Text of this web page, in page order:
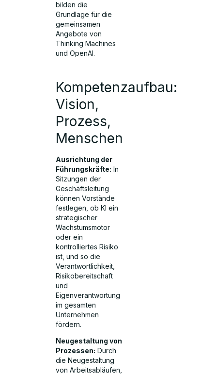
bilden die
Grundlage für die
gemeinsamen
Angebote von
Thinking Machines
und OpenAI.
Kompetenzaufbau:
Vision,
Prozess,
Menschen
Ausrichtung der
Führungskräfte: In
Sitzungen der
Geschäftsleitung
können Vorstände
festlegen, ob KI ein
strategischer
Wachstumsmotor
oder ein
kontrolliertes Risiko
ist, und so die
Verantwortlichkeit,
Risikobereitschaft
und
Eigenverantwortung
im gesamten
Unternehmen
fördern.
Neugestaltung von
Prozessen: Durch
die Neugestaltung
von Arbeitsabläufen,